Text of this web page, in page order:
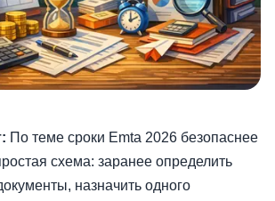
По теме сроки Emta 2026 безопаснее
схема: заранее определить
назначить одного